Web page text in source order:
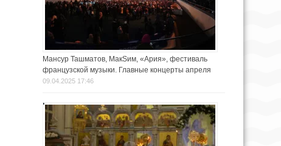
Мансур Ташматов, МакSим, «Ария», фестиваль
французской музыки. Главные концерты апреля
09.04.2025 17:46